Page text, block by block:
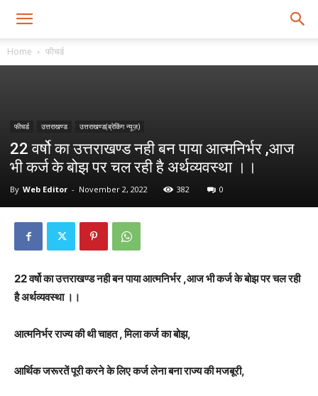
Home फीचर्ड
फीचर्ड उत्तराखण्ड उत्तराखण्ड(ब्रेकिंग न्यूज़)
22 वर्षो का उत्तराखण्ड नही बन पाया आत्मनिर्भर ,आज
भी कर्ज के बोझ पर चल रही है अर्थव्यवस्था ।।
By Web Editor - November 2, 2022 382 0
22 वर्षो का उत्तराखण्ड नही बन पाया आत्मनिर्भर ,आज भी कर्ज के बोझ पर चल रही
है अर्थव्यवस्था ।।
आत्मनिर्भर राज्य की थी चाहत , मिला कर्ज का बोझ,
आर्थिक जरूरतें पूरी करने के लिए कर्ज लेना बना राज्य की मजबूरी,